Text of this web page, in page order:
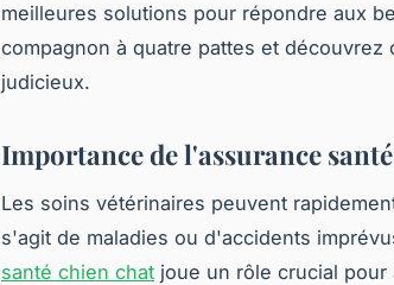
meilleures solutions pour répondre aux
compagnon à quatre pattes et
judicieux.
Importance de l'assurance
Les soins vétérinaires peuvent
s'agit de maladies ou d'accidents
santé chien chat joue un rôle crucial